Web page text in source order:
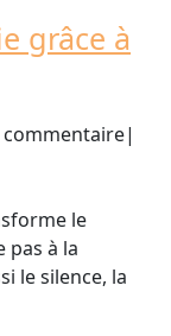
grâce à
commentaire|
pas à la
le silence, la